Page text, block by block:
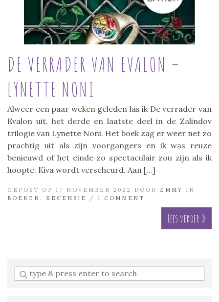
DE VERRADER VAN EVALON –
LYNETTE NONI
Alweer een paar weken geleden las ik De verrader van
Evalon uit, het derde en laatste deel in de Zalindov
trilogie van Lynette Noni. Het boek zag er weer net zo
prachtig uit als zijn voorgangers en ik was reuze
benieuwd of het einde zo spectaculair zou zijn als ik
hoopte. Kiva wordt verscheurd. Aan […]
GEPOST OP 17 NOVEMBER 2022 DOOR EMMY
IN
BOEKEN
RECENSIE / 1 COMMENT
Lees verder »
Enter
a